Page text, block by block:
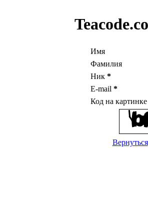
Имя
Фамилия
Ник *
E-mail *
Код на
Вернуться